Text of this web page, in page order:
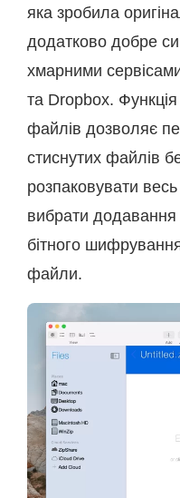
яка зробила
додатково добре
хмарними
та Dropbox.
файлів дозволяє
стиснутих файлів
розпаковувати
вибрати додавання
бітного
файли.